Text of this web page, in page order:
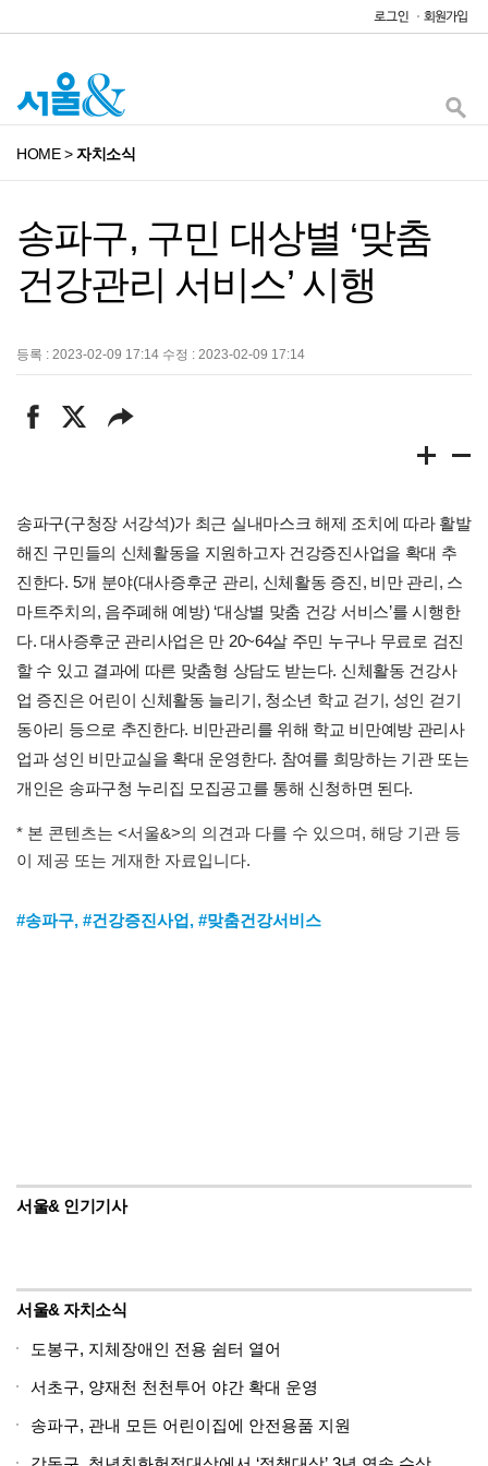
HOME>자치소식
송파구, 구민 대상별 ‘맞춤
건강관리 서비스’ 시행
등록 : 2023-02-09 17:14 수정 : 2023-02-09 17:14
송파구(구청장 서강석)가 최근 실내마스크 해제 조치에 따라 활발
해진 구민들의 신체활동을 지원하고자 건강증진사업을 확대 추
진한다. 5개 분야(대사증후군 관리, 신체활동 증진, 비만 관리, 스
마트주치의, 음주폐해 예방) ‘대상별 맞춤 건강 서비스’를 시행한
다. 대사증후군 관리사업은 만 20~64살 주민 누구나 무료로 검진
할 수 있고 결과에 따른 맞춤형 상담도 받는다. 신체활동 건강사
업 증진은 어린이 신체활동 늘리기, 청소년 학교 걷기, 성인 걷기
동아리 등으로 추진한다. 비만관리를 위해 학교 비만예방 관리사
업과 성인 비만교실을 확대 운영한다. 참여를 희망하는 기관 또는
개인은 송파구청 누리집 모집공고를 통해 신청하면 된다.
* 본 콘텐츠는 <서울&>의 의견과 다를 수 있으며, 해당 기관 등
이 제공 또는 게재한 자료입니다.
#송파구, #건강증진사업, #맞춤건강서비스
서울& 인기기사
서울& 자치소식
도봉구, 지체장애인 전용 쉼터 열어
서초구, 양재천 천천투어 야간 확대 운영
송파구, 관내 모든 어린이집에 안전용품 지원